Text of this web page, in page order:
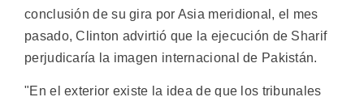
conclusión de su gira por Asia meridional, el mes
pasado, Clinton advirtió que la ejecución de Sharif
perjudicaría la imagen internacional de Pakistán.
"En el exterior existe la idea de que los tribunales